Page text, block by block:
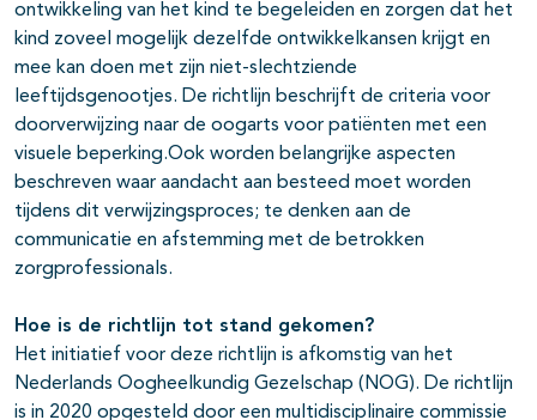
ontwikkeling van het kind te begeleiden en zorgen dat het
kind zoveel mogelijk dezelfde ontwikkelkansen krijgt en
mee kan doen met zijn niet-slechtziende
leeftijdsgenootjes. De richtlijn beschrijft de criteria voor
doorverwijzing naar de oogarts voor patiënten met een
visuele beperking.Ook worden belangrijke aspecten
beschreven waar aandacht aan besteed moet worden
tijdens dit verwijzingsproces; te denken aan de
communicatie en afstemming met de betrokken
zorgprofessionals.
Hoe is de richtlijn tot stand gekomen?
Het initiatief voor deze richtlijn is afkomstig van het
Nederlands Oogheelkundig Gezelschap (NOG). De richtlijn
is in 2020 opgesteld door een multidisciplinaire commissie